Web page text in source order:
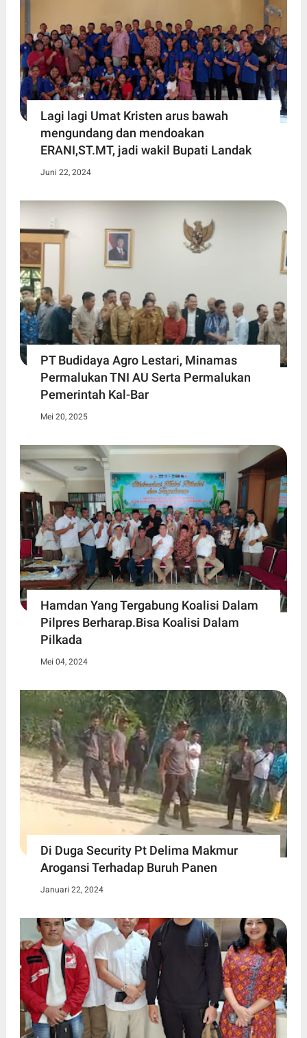
Lagi lagi Umat Kristen arus bawah
mengundang dan mendoakan
ERANI,ST.MT, jadi wakil Bupati Landak
Juni 22, 2024
PT Budidaya Agro Lestari, Minamas
Permalukan TNI AU Serta Permalukan
Pemerintah Kal-Bar
Mei 20, 2025
Hamdan Yang Tergabung Koalisi Dalam
Pilpres Berharap.Bisa Koalisi Dalam
Pilkada
Mei 04, 2024
Di Duga Security Pt Delima Makmur
Arogansi Terhadap Buruh Panen
Januari 22, 2024